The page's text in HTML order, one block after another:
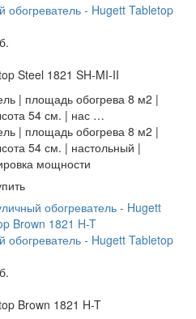
обогреватель - Hugett Tabletop
Steel 1821 SH-MI-II
| площадь обогрева 8 м2 |
54 см. | нас …
| площадь обогрева 8 м2 |
54 см. | настольный |
мощности
обогреватель - Hugett Tabletop
Brown 1821 H-T